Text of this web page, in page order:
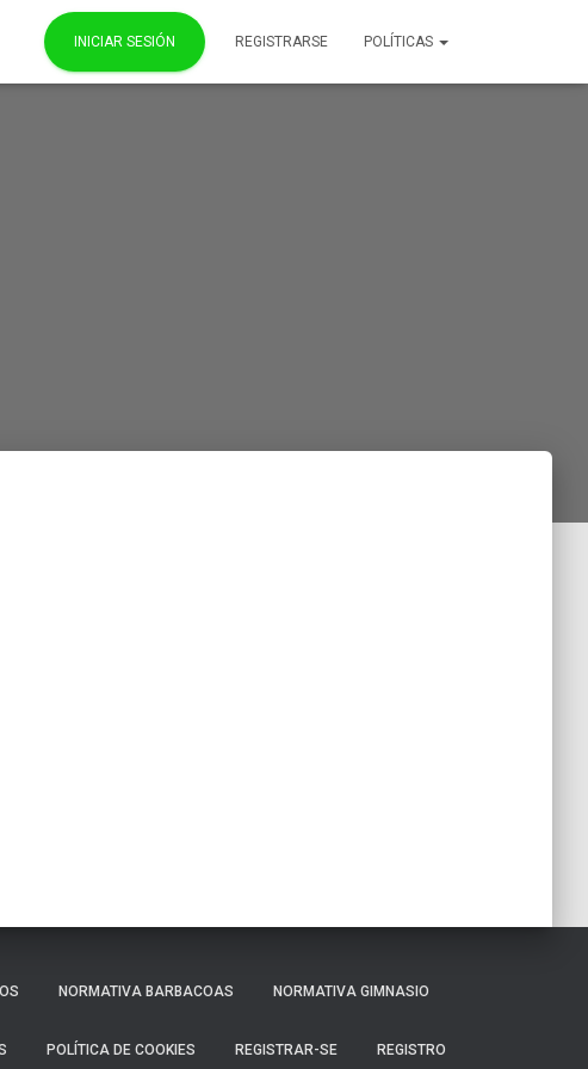
INICIAR SESIÓN REGISTRARSE POLÍTICAS
NORMATIVA BARBACOAS NORMATIVA GIMNASIO
POLÍTICA DE COOKIES REGISTRAR-SE REGISTRO